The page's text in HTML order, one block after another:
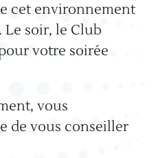
cet environnement
Le soir, le Club
votre soirée
vous
de vous conseiller